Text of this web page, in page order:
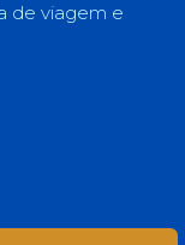
de viagem e